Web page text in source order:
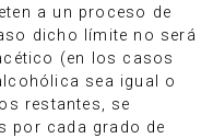
a un proceso de
dicho límite no será
(en los casos
sea igual o
restantes, se
por cada grado de